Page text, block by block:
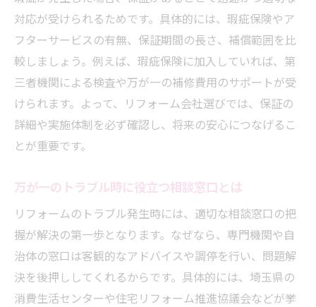
対応が受けられるためです。具体的には、瑕疵保険やア
フターサービスの有無、保証期間の長さ、補償範囲を比
較しましょう。例えば、瑕疵保険に加入していれば、第
三者機関による検査や万が一の補修費用のサポートが受
けられます。よって、リフォーム会社選びでは、保証の
詳細や実施体制を必ず確認し、将来の安心につなげるこ
とが重要です。
万が一のトラブル時に役立つ相談窓口とは
リフォームのトラブル発生時には、適切な相談窓口の把
握が解決の第一歩となります。なぜなら、専門機関や自
治体の窓口は客観的なアドバイスや調停を行い、問題解
決を後押ししてくれるからです。具体的には、埼玉県の
消費生活センターや住宅リフォーム推進協議会などが挙